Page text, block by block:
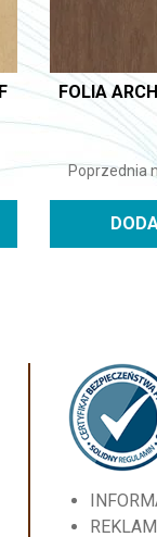
FOLIA
Poprzednia